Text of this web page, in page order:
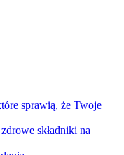
sprawią, że Twoje
składniki na